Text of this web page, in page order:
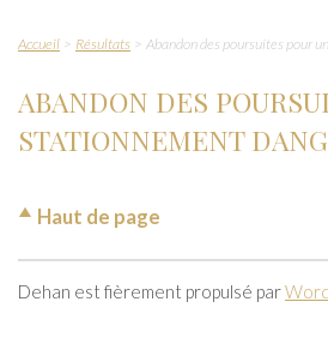
Accueil Résultats Abandon des poursuites pour
ABANDON DES
STATIONNEMENT
Haut de page
Dehan est fièrement propulsé par